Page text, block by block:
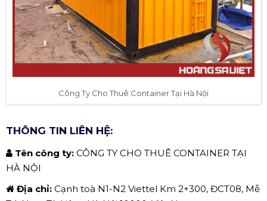
Công Ty Cho Thuê Container Tại Hà Nội
THÔNG TIN LIÊN HỆ:
Tên công ty: CÔNG TY CHO THUÊ CONTAINER TẠI
HÀ NỘI
Địa chỉ: Cạnh toà N1-N2 Viettel Km 2+300, ĐCT08, Mễ